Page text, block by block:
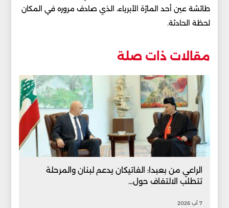
طائشة عين أحد المارّة الأبرياء، الذي صادف مروره في المكان
لحظة الحادثة.
مقالات ذات صلة
الراعي من بعبدا: الفاتيكان يدعم لبنان والمرحلة
تتطلب الالتفاف حول...
7 آب 2026